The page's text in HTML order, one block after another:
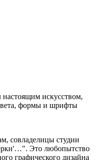
искусством,
формы и шрифты
совладелицы студии
Это любопытство
графического дизайна